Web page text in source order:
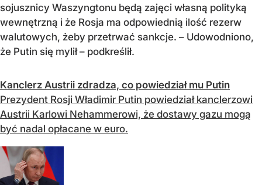
sojusznicy Waszyngtonu będą zajęci własną polityką
wewnętrzną i że Rosja ma odpowiednią ilość rezerw
walutowych, żeby przetrwać sankcje. – Udowodniono,
że Putin się mylił – podkreślił.
Kanclerz Austrii zdradza, co powiedział mu Putin
Prezydent Rosji Władimir Putin powiedział kanclerzowi
Austrii Karlowi Nehammerowi, że dostawy gazu mogą
być nadal opłacane w euro.